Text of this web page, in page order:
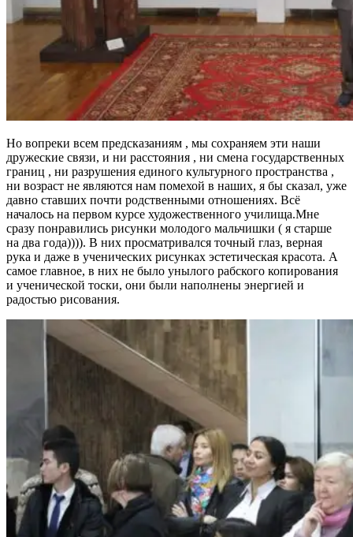
Но вопреки всем предсказаниям , мы сохраняем эти наши
дружеские связи, и ни расстояния , ни смена государственных
границ , ни разрушения единого культурного пространства ,
ни возраст не являются нам помехой в наших, я бы сказал, уже
давно ставших почти родственными отношениях. Всё
началось на первом курсе художественного училища.Мне
сразу понравились рисунки молодого мальчишки ( я старше
на два года)))). В них просматривался точный глаз, верная
рука и даже в ученических рисунках эстетическая красота. А
самое главное, в них не было унылого рабского копирования
и ученической тоски, они были наполнены энергией и
радостью рисования.